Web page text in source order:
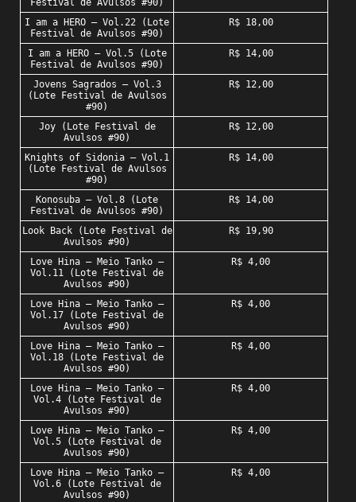
Festival de Avulsos #90)
I am a HERO – Vol.22 (Lote
Festival de Avulsos #90)
R$ 18,00
I am a HERO – Vol.5 (Lote
Festival de Avulsos #90)
R$ 14,00
Jovens Sagrados – Vol.3
(Lote Festival de Avulsos
#90)
R$ 12,00
Joy (Lote Festival de
Avulsos #90)
R$ 12,00
Knights of Sidonia – Vol.1
(Lote Festival de Avulsos
#90)
R$ 14,00
Konosuba – Vol.8 (Lote
Festival de Avulsos #90)
R$ 14,00
Look Back (Lote Festival de
Avulsos #90)
R$ 19,90
Love Hina – Meio Tanko –
Vol.11 (Lote Festival de
Avulsos #90)
R$ 4,00
Love Hina – Meio Tanko –
Vol.17 (Lote Festival de
Avulsos #90)
R$ 4,00
Love Hina – Meio Tanko –
Vol.18 (Lote Festival de
Avulsos #90)
R$ 4,00
Love Hina – Meio Tanko –
Vol.4 (Lote Festival de
Avulsos #90)
R$ 4,00
Love Hina – Meio Tanko –
Vol.5 (Lote Festival de
Avulsos #90)
R$ 4,00
Love Hina – Meio Tanko –
Vol.6 (Lote Festival de
Avulsos #90)
R$ 4,00